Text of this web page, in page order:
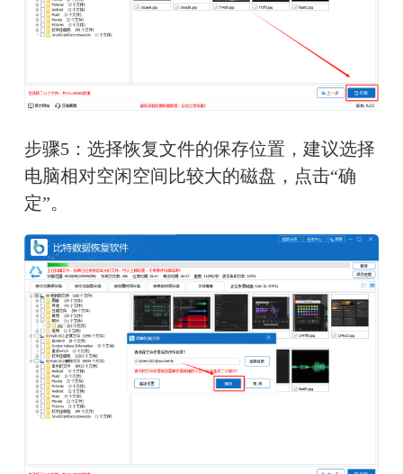
步骤5：选择恢复文件的保存位置，建议选择
电脑相对空闲空间比较大的磁盘，点击“确
定”。